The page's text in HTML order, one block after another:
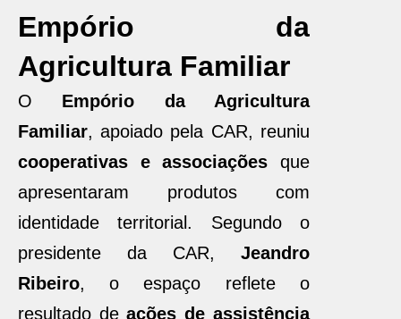
Empório da
Agricultura Familiar
O Empório da Agricultura
Familiar, apoiado pela CAR, reuniu
cooperativas e associações que
apresentaram produtos com
identidade territorial. Segundo o
presidente da CAR, Jeandro
Ribeiro, o espaço reflete o
resultado deações de assistência